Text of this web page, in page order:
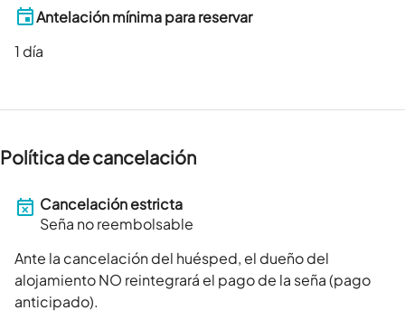
Antelación mínima para reservar
1 día
Política de cancelación
Cancelación estricta
Seña no reembolsable
Ante la cancelación del huésped, el dueño del
alojamiento NO reintegrará el pago de la seña (pago
anticipado).